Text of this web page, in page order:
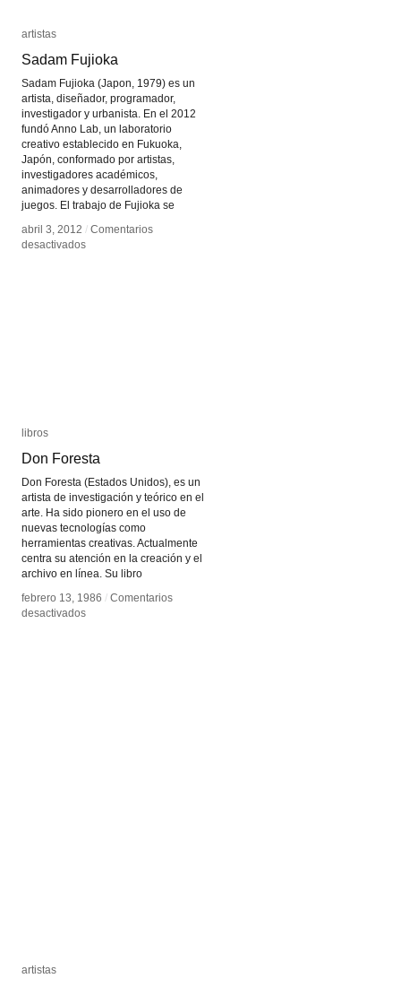
artistas
Sadam Fujioka
Sadam Fujioka (Japon, 1979) es un
artista, diseñador, programador,
investigador y urbanista. En el 2012
fundó Anno Lab, un laboratorio
creativo establecido en Fukuoka,
Japón, conformado por artistas,
investigadores académicos,
animadores y desarrolladores de
juegos. El trabajo de Fujioka se
abril 3, 2012 / Comentarios
desactivadosen
artistas
Sadam Fujioka
abril 3, 2012 / Comentarios
desactivadosen
libros
Don Foresta
Don Foresta (Estados Unidos), es un
artista de investigación y teórico en el
arte. Ha sido pionero en el uso de
nuevas tecnologías como
herramientas creativas. Actualmente
centra su atención en la creación y el
archivo en línea. Su libro
febrero 13, 1986 / Comentarios
desactivadosen
libros
Don Foresta
febrero 13, 1986 / Comentarios
desactivadosen
artistas
artistas